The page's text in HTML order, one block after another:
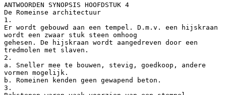
ANTWOORDEN SYNOPSIS HOOFDSTUK 4
De Romeinse architectuur
1.
Er wordt gebouwd aan een tempel. D.m.v. een hijskraan
wordt een zwaar stuk steen omhoog
gehesen. De hijskraan wordt aangedreven door een
tredmolen met slaven.
2.
a. Sneller mee te bouwen, stevig, goedkoop, andere
vormen mogelijk.
b. Romeinen kenden geen gewapend beton.
3.